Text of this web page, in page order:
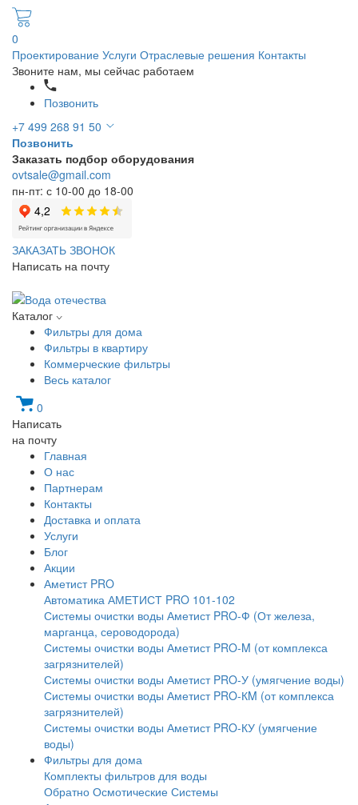
0
Проектирование Услуги Отраслевые решения Контакты
Звоните нам, мы сейчас работаем
Позвонить
+7 499 268 91 50
Позвонить
Заказать подбор оборудования
ovtsale@gmail.com
пн-пт: с 10-00 до 18-00
ЗАКАЗАТЬ ЗВОНОК
Написать на почту
Каталог
Фильтры для дома
Фильтры в квартиру
Коммерческие фильтры
Весь каталог
0
Написать
на почту
Главная
О нас
Партнерам
Контакты
Доставка и оплата
Услуги
Блог
Акции
Аметист PRO
Автоматика АМЕТИСТ PRO 101-102
Системы очистки воды Аметист PRO-Ф (От железа,
марганца, сероводорода)
Системы очистки воды Аметист PRO-M (от комплекса
загрязнителей)
Системы очистки воды Аметист PRO-У (умягчение воды)
Системы очистки воды Аметист PRO-КM (от комплекса
загрязнителей)
Системы очистки воды Аметист PRO-КУ (умягчение
воды)
Фильтры для дома
Комплекты фильтров для воды
Обратно Осмотические Системы